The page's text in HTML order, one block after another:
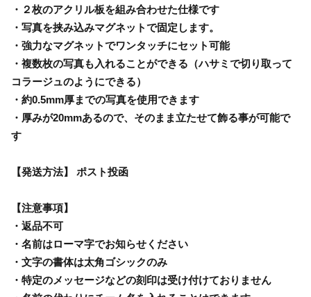
・２枚のアクリル板を組み合わせた仕様です
・写真を挟み込みマグネットで固定します。
・強力なマグネットでワンタッチにセット可能
・複数枚の写真も入れることができる（ハサミで切り取って
コラージュのようにできる）
・約0.5mm厚までの写真を使用できます
・厚みが20mmあるので、そのまま立たせて飾る事が可能で
す
【発送方法】 ポスト投函
【注意事項】
・返品不可
・名前はローマ字でお知らせください
・文字の書体は太角ゴシックのみ
・特定のメッセージなどの刻印は受け付けておりません